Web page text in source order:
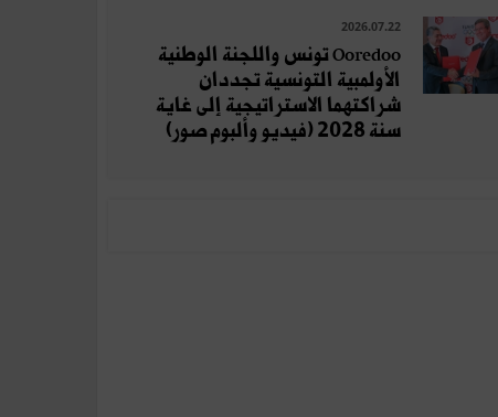
2026.07.22
Ooredoo تونس واللجنة الوطنية
الأولمبية التونسية تجددان
شراكتهما الاستراتيجية إلى غاية
سنة 2028 (فيديو وألبوم صور)